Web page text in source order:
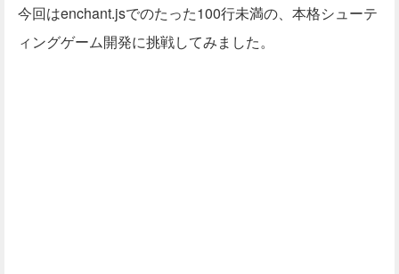
今回はenchant.jsでのたった100行未満の、本格シューテ
ィングゲーム開発に挑戦してみました。